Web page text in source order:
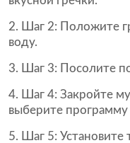
Шаг 2: Положите
воду.
Шаг 3: Посолите
Шаг 4: Закройте
выберите программу
Шаг 5: Установите